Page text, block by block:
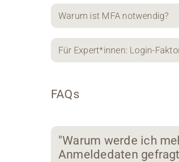
Warum ist MFA notwendig?
Für Expert*innen: Login-
FAQs
"Warum werde ich
Anmeldedaten